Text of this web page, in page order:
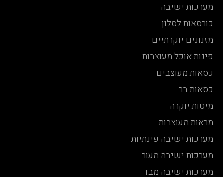
מערכות ישיבה
כורסאות לסלון
מזנונים יוקרתיים
פינות אוכל מעוצבות
כסאות מעוצבים
כסאות בר
מיטות יוקרה
מראות מעוצבות
מערכות ישיבה פינתיות
מערכות ישיבה מעור
מערכות ישיבה מבד